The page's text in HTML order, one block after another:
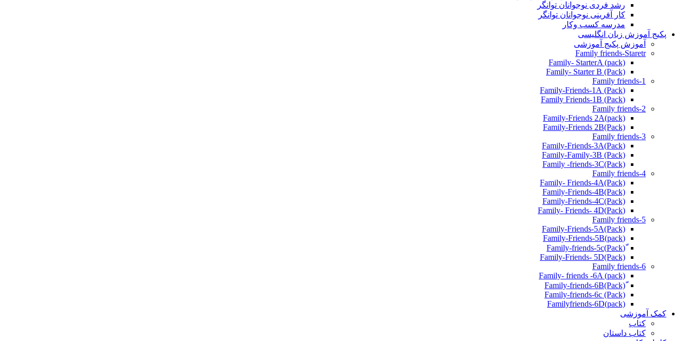
رشد فردی نوجوانان توانگر
کار آفرینی نوجوانان توانگر
مدرسه کسب وکار
پکیج آموزش زبان انگلیسی
آموزش پکیج آموزشی
Family friends-Staretr
Family- StarterA (pack)
Family- Starter B (Pack)
Family friends-1
(Pack) Family-Friends-1A
(Pack) Family Friends-1B
Family friends-2
Family-Friends 2A(pack)
Family-Friends 2B(Pack)
Family friends-3
(Pack)Family-Friends-3A
Family-Family-3B (Pack)
Family -friends-3C(Pack)
Family friends-4
Family- Friends-4A(Pack)
Family-Friends-4B(Pack)
Family-Friends-4C(Pack)
(Pack)Family- Friends- 4D
Family friends-5
Family-Friends-5A(Pack)
(pack)Family-Friends-5B
ّ(Pack)Family-friends-5c
Family-Friends- 5D(Pack)
Family friends-6
Family- friends -6A (pack)
Family-friends-6c (Pack)
Familyfriends-6D(pack)
کمک آموزشی
کتاب
کتاب داستان